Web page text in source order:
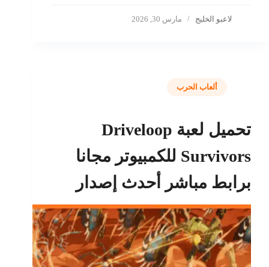
لاعبو الخليج مارس 30, 2026
ألعاب الحرب
تحميل لعبة Driveloop
Survivors للكمبيوتر مجانا
برابط مباشر أحدث إصدار